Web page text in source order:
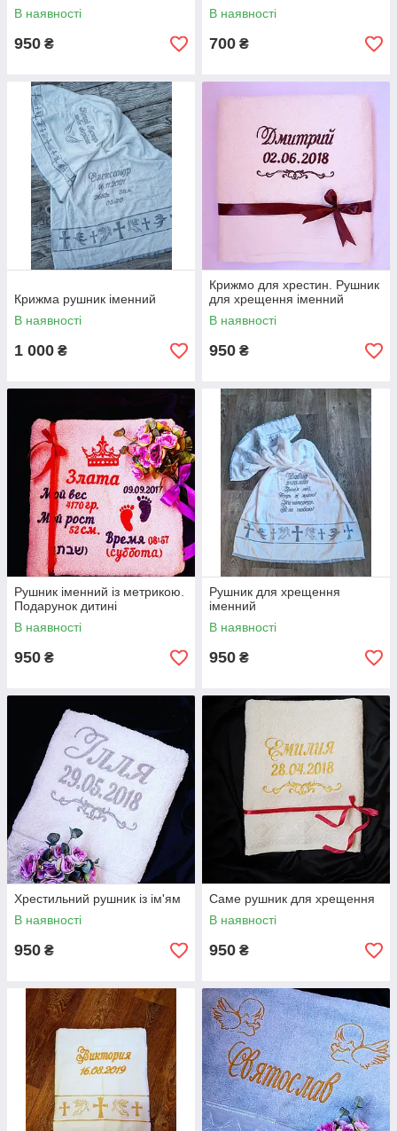
В наявності
950 ₴
В наявності
700 ₴
Крижма рушник іменний
В наявності
1 000 ₴
Крижмо для хрестин. Рушник
для хрещення іменний
В наявності
950 ₴
Рушник іменний із метрикою.
Подарунок дитині
В наявності
950 ₴
Рушник для хрещення
іменний
В наявності
950 ₴
Хрестильний рушник із ім'ям
В наявності
950 ₴
Саме рушник для хрещення
В наявності
950 ₴